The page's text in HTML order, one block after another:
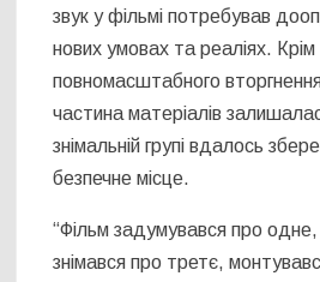
звук у фільмі потребував
нових умовах та реаліях.
повномасштабного вторгнення
частина матеріалів
знімальній групі вдалось
безпечне місце.
“Фільм задумувався про
знімався про третє,